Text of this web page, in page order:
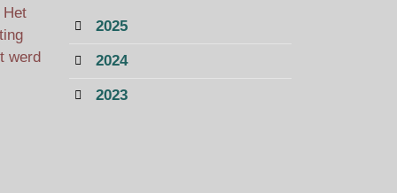
Het
werd
2025
2024
2023